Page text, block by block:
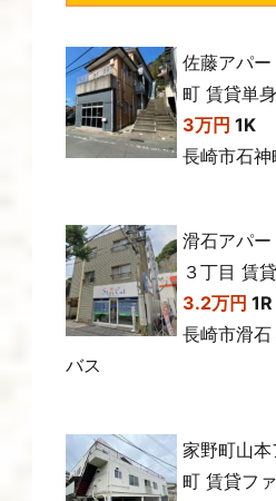
佐藤アパ
町 賃貸単身
3万円 1K
長崎市石神
滑石アパ
３丁目 賃
3.2万円 1R
長崎市滑石
バス
家野町山
町 賃貸フ